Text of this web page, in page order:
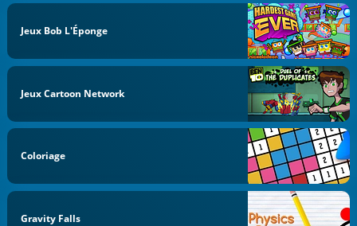
Jeux Bob L'Éponge
Jeux Cartoon Network
Coloriage
Gravity Falls